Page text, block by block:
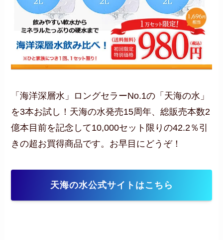
「海洋深層水」ロングセラーNo.1の「天海の水」
を3本お試し！天海の水発売15周年、総販売本数2
億本目前を記念して10,000セット限りの42.2％引
きの超お買得商品です。お早目にどうぞ！
天海の水公式サイトはこちら